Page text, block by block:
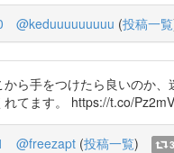
@keduuuuuuuuu (投稿一覧
ら手をつけたら良いのか
てます。 https://t.co/
@freezapt (投稿一覧)